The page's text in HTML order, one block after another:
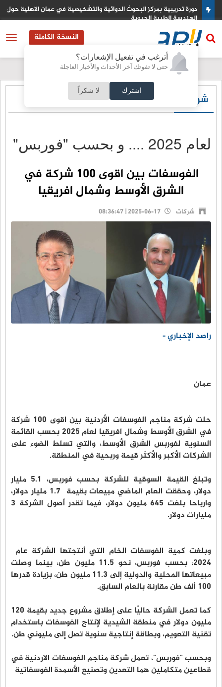
أترغب في تفعيل الإشعارات؟
حتى لا تفوتك آخر الأحداث والأخبار العاجلة
اشترك لا شكراً
دورة تدريبية بمركز البحوث الدوائية والتشخيصية في عمان الاهلية حول
الهندسة الطبية الحيوية
النسخة الكاملة
شركات
لعام 2025 .... و بحسب "فوربس"
الفوسفات بين اقوى 100 شركة في
الشرق الأوسط وشمال افريقيا
شركات
راصد الإخباري -
عمان
حلت شركة مناجم الفوسفات الأردنية بين اقوى 100 شركة
في الشرق الأوسط وشمال افريقيا لعام 2025 بحسب القائمة
السنوية لفوربس الشرق الأوسط، والتي تسلط الضوء على
الشركات الأكبر والأكثر قيمة وربحية في المنطقة.
وتبلغ القيمة السوقية للشركة بحسب فوربس، 5.1 مليار
دولار، وحققت العام الماضي مبيعات بقيمة 1.7 مليار دولار،
وارباحا بلغت 645 مليون دولار، فيما تقدر أصول الشركة 3
مليارات دولار.
وبلغت كمية الفوسفات الخام التي أنتجتها الشركة عام
2024، بحسب فوربس، نحو 11.5 مليون طن، بينما وصلت
مبيعاتها المحلية والدولية إلى 11.3 مليون طن، بزيادة قدرها
100 ألف طن مقارنة بالعام السابق.
كما تعمل الشركة حاليًا على إطلاق مشروع جديد بقيمة 120
مليون دولار في منطقة الشيدية لإنتاج الفوسفات باستخدام
تقنية التعويم، وبطاقة إنتاجية سنوية تصل إلى مليوني طن.
وبحسب "فوربس"، تعمل شركة مناجم الفوسفات الاردنية في
قطاعين متكاملين هما التعدين وتصنيع الأسمدة الفوسفاتية